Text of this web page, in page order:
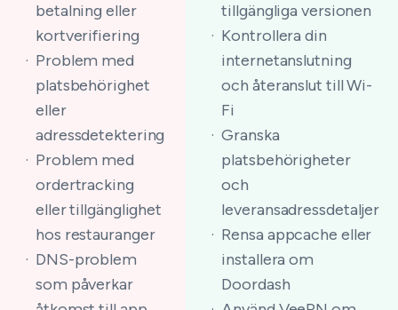
betalning eller
kortverifiering
Problem med
platsbehörighet
eller
adressdetektering
Problem med
ordertracking
eller tillgänglighet
hos restauranger
DNS-problem
som påverkar
tillgängliga versionen
Kontrollera din
internetanslutning
och återanslut till Wi-
Fi
Granska
platsbehörigheter
och
leveransadressdetaljer
Rensa appcache eller
installera om
Doordash